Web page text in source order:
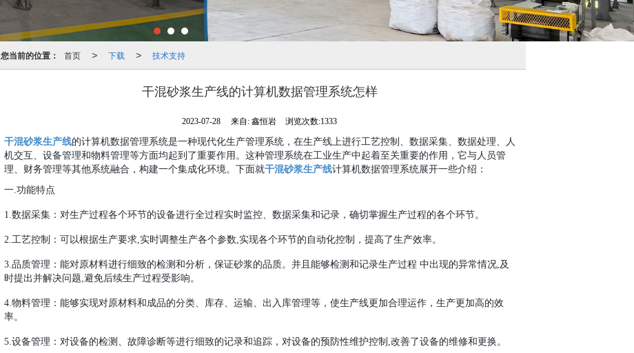
您当前的位置： 首页 > 下载 > 技术支持
干混砂浆生产线的计算机数据管理系统怎样
2023-07-28 来自:鑫恒岩 浏览次数:1333
干混砂浆生产线的计算机数据管理系统是一种现代化生产管理系统，在生产线上进行工艺控制、数据采集、数据处理、人
机交互、设备管理和物料管理等方面均起到了重要作用。这种管理系统在工业生产中起着至关重要的作用，它与人员管
理、财务管理等其他系统融合，构建一个集成化环境。下面就干混砂浆生产线计算机数据管理系统展开一些介绍：
一.功能特点
1.数据采集：对生产过程各个环节的设备进行全过程实时监控、数据采集和记录，确切掌握生产过程的各个环节。
2.工艺控制：可以根据生产要求,实时调整生产各个参数,实现各个环节的自动化控制，提高了生产效率。
3.品质管理：能对原材料进行细致的检测和分析，保证砂浆的品质。并且能够检测和记录生产过程 中出现的异常情况,及
时提出并解决问题,避免后续生产过程受影响。
4.物料管理：能够实现对原材料和成品的分类、库存、运输、出入库管理等，使生产线更加合理运作，生产更加高的效
率。
5.设备管理：对设备的检测、故障诊断等进行细致的记录和追踪，对设备的预防性维护控制,改善了设备的维修和更换。